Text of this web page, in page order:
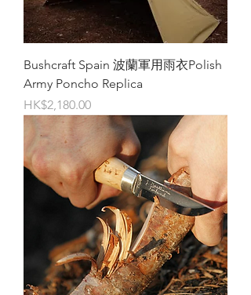
Bushcraft Spain 波蘭軍用雨衣Polish
Army Poncho Replica
價格
HK$2,180.00